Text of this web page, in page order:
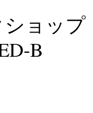
ショップ
B